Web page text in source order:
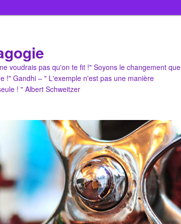
voudrais pas qu'on te fit !" Soyons le changement que
!" Gandhi – " L'exemple n'est pas une manière
! " Albert Schweitzer